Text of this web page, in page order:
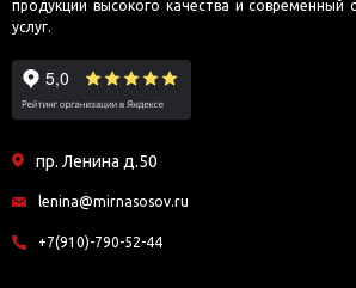
продукции высокого качества и современный
услуг.
пр. Ленина д.50
lenina@mirnasosov.ru
+7(910)-790-52-44